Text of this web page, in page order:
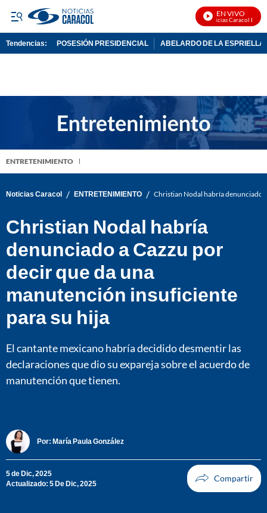
EN VIVO
Noticias Caracol En Vivo
Tendencias: POSESIÓN PRESIDENCIAL ABELARDO DE LA ESPRIELLA
ENTRETENIMIENTO
Noticias Caracol / ENTRETENIMIENTO / Christian Nodal habría denunciado
Christian Nodal habría
denunciado a Cazzu por
decir que da una
manutención insuficiente
para su hija
El cantante mexicano habría decidido desmentir las
declaraciones que dio su expareja sobre el acuerdo de
manutención que tienen.
Por: María Paula González
5 de Dic, 2025
Actualizado: 5 De Dic, 2025